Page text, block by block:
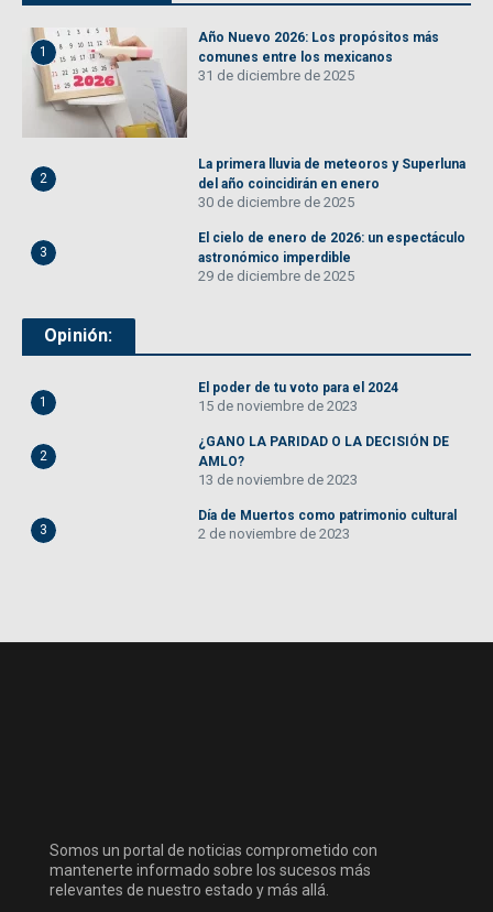
1
Año Nuevo 2026: Los propósitos más
comunes entre los mexicanos
31 de diciembre de 2025
2
La primera lluvia de meteoros y Superluna
del año coincidirán en enero
30 de diciembre de 2025
3
El cielo de enero de 2026: un espectáculo
astronómico imperdible
29 de diciembre de 2025
Opinión:
1
El poder de tu voto para el 2024
15 de noviembre de 2023
2
¿GANO LA PARIDAD O LA DECISIÓN DE
AMLO?
13 de noviembre de 2023
3
Día de Muertos como patrimonio cultural
2 de noviembre de 2023
Somos un portal de noticias comprometido con
mantenerte informado sobre los sucesos más
relevantes de nuestro estado y más allá.